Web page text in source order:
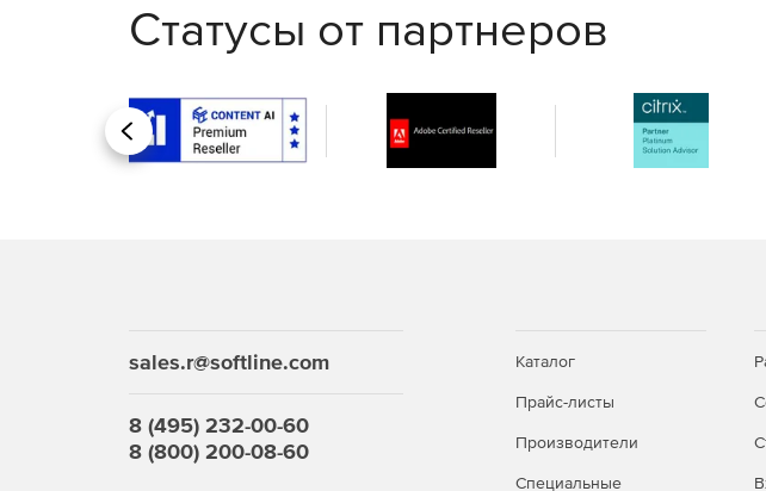
Статусы от партнеров
Назад
sales.r@softline.com
8 (495) 232-00-60
8 (800) 200-08-60
Каталог
Прайс-листы
Производители
Специальные